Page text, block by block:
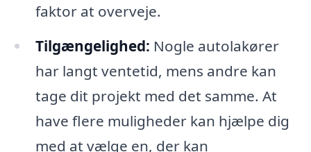
faktor at overveje.
Tilgængelighed: Nogle autolakører
har langt ventetid, mens andre kan
tage dit projekt med det samme. At
have flere muligheder kan hjælpe dig
med at vælge en, der kan